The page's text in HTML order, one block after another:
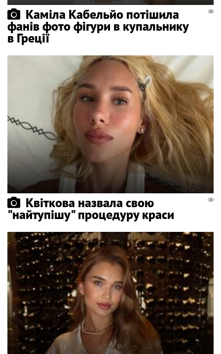
Каміла Кабельйо потішила
фанів фото фігури в купальнику
в Греції
Квіткова назвала свою
"найтупішу" процедуру краси